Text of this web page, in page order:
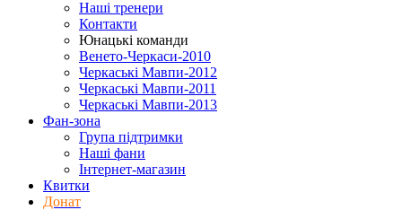
Наші тренери
Контакти
Юнацькі команди
Венето-Черкаси-2010
Черкаські Мавпи-2012
Черкаські Мавпи-2011
Черкаські Мавпи-2013
Фан-зона
Група підтримки
Наші фани
Інтернет-магазин
Квитки
Донат